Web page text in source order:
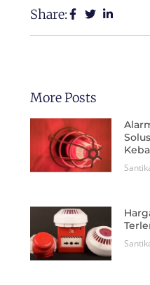
Share:
More Posts